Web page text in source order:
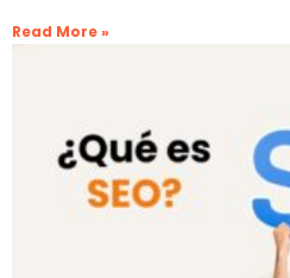
Read More »